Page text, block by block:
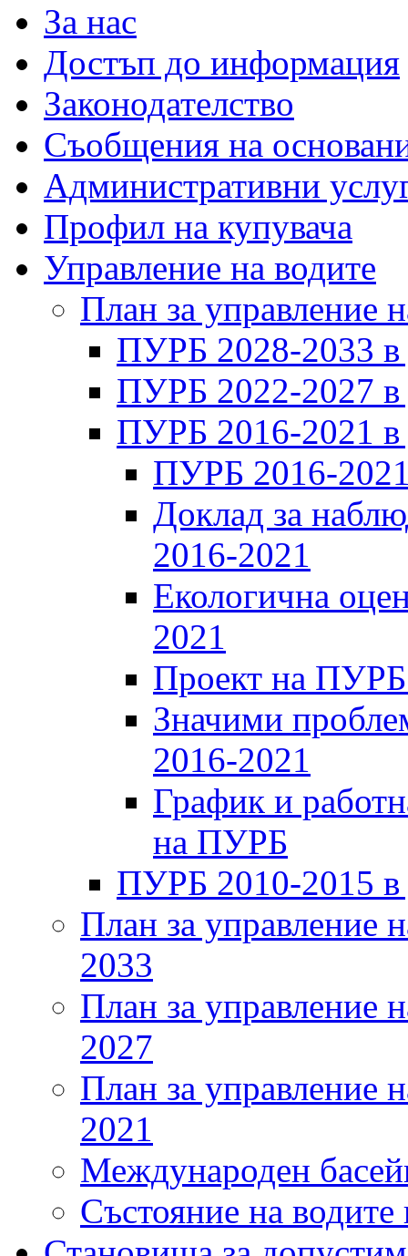
За нас
Достъп до информация
Законодателство
Съобщения на
Административни
Профил на купувача
Управление на водите
План за управление
ПУРБ 2028-2033 в
ПУРБ 2022-2027 в
ПУРБ 2016-2021 в
ПУРБ 2016-
Доклад за
2016-2021
Екологична
2021
Проект на
Значими
2016-2021
График и
на ПУРБ
ПУРБ 2010-2015 в
План за управление
2033
План за управление
2027
План за управление
2021
Международен
Състояние на водите